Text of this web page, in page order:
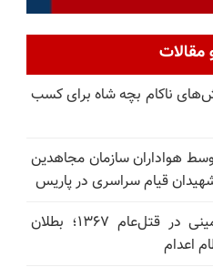
مقالات
ناکام بچه شاه برای کسب
هواداران سازمان مجاهدین
قیام سراسری در پاریس
نقش مستقیم خمینی در قتل‌عام ۱۳۶۷؛ بطلان
اعدام